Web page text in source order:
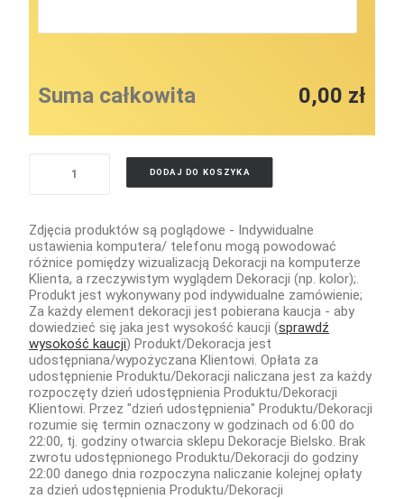
Suma całkowita 0,00 zł
TOPERY
DODAJ DO KOSZYKA
Zdjęcia produktów są poglądowe - Indywidualne
ustawienia komputera/ telefonu mogą powodować
różnice pomiędzy wizualizacją Dekoracji na komputerze
Klienta, a rzeczywistym wyglądem Dekoracji (np. kolor);.
Produkt jest wykonywany pod indywidualne zamówienie;
Za każdy element dekoracji jest pobierana kaucja - aby
dowiedzieć się jaka jest wysokość kaucji (sprawdź
wysokość kaucji) Produkt/Dekoracja jest
udostępniana/wypożyczana Klientowi. Opłata za
udostępnienie Produktu/Dekoracji naliczana jest za każdy
rozpoczęty dzień udostępnienia Produktu/Dekoracji
Klientowi. Przez "dzień udostępnienia" Produktu/Dekoracji
rozumie się termin oznaczony w godzinach od 6:00 do
22:00, tj. godziny otwarcia sklepu Dekoracje Bielsko. Brak
zwrotu udostępnionego Produktu/Dekoracji do godziny
22:00 danego dnia rozpoczyna naliczanie kolejnej opłaty
za dzień udostępnienia Produktu/Dekoracji